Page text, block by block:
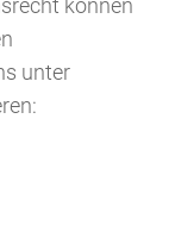
können
unter